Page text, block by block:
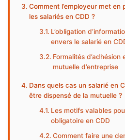
Comment l’employeur met en
les salariés en CDD ?
L’obligation
envers le salarié en
Formalités d’adhésion
mutuelle d’entreprise
Dans quels cas un salarié en
être dispensé de la mutuelle ?
Les motifs valables
obligatoire en CDD
Comment faire une